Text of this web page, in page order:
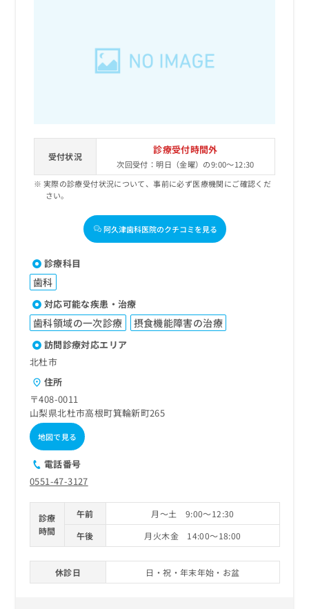
受付状況
診療受付時間外
次回受付：明日（金曜）の9:00～12:30
実際の診療受付状況について、事前に必ず医療機関にご確認くだ
さい。
阿久津歯科医院のクチコミを見る
診療科目
歯科
対応可能な疾患・治療
歯科領域の一次診療 摂食機能障害の治療
訪問診療対応エリア
北杜市
住所
〒408-0011
山梨県北杜市高根町箕輪新町265
地図で見る
電話番号
0551-47-3127
診療
時間
午前
月～土 9:00～12:30
午後
月火木金 14:00～18:00
休診日 日・祝・年末年始・お盆